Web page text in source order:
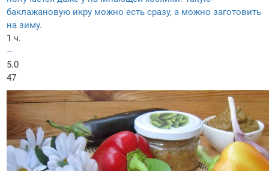
баклажановую икру можно есть сразу, а можно заготовить
на зиму.
1 ч.
–
5.0
47